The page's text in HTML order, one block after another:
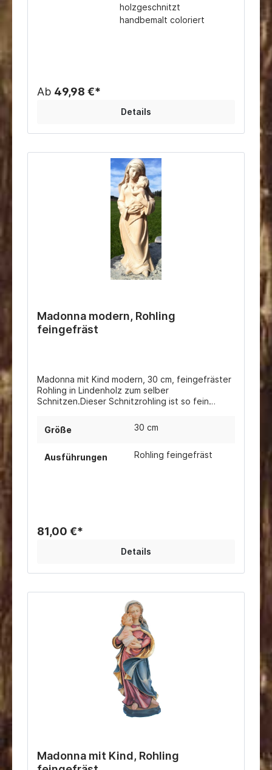
holzgeschnitzt
handbemalt coloriert
Ab 49,98 €*
Details
Madonna modern, Rohling
feingefräst
Madonna mit Kind modern, 30 cm, feingefräster
Rohling in Lindenholz zum selber
Schnitzen.Dieser Schnitzrohling ist so fein
nachschnitzen oder schleifen müssen.
Größe 30 cm
Ausführungen Rohling feingefräst
81,00 €*
Details
Madonna mit Kind, Rohling